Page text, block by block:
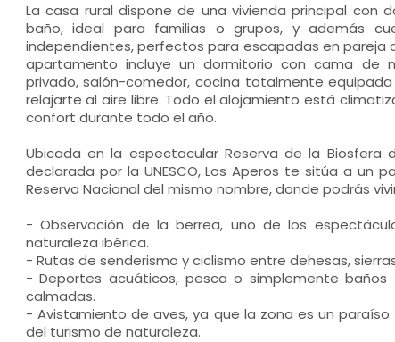
La casa rural dispone de una vivienda principal con
baño, ideal para familias o grupos, y además
independientes, perfectos para escapadas en pareja
apartamento incluye un dormitorio con cama de
privado, salón-comedor, cocina totalmente
relajarte al aire libre. Todo el alojamiento está
confort durante todo el año.
Ubicada en la espectacular Reserva de la Biosfera
declarada por la UNESCO, Los Aperos te sitúa a un
Reserva Nacional del mismo nombre, donde podrás
- Observación de la berrea, uno de los
naturaleza ibérica.
- Rutas de senderismo y ciclismo entre dehesas,
- Deportes acuáticos, pesca o simplemente baños
calmadas.
- Avistamiento de aves, ya que la zona es un
del turismo de naturaleza.